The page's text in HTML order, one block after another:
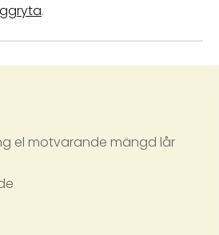
.
el motvarande mängd lår